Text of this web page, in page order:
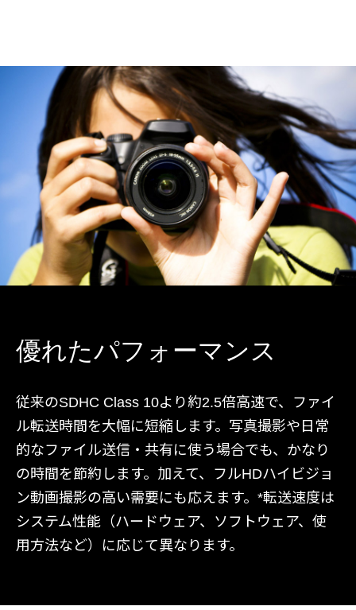
優れたパフォーマンス
従来のSDHC Class 10より約2.5倍高速で、ファイ
ル転送時間を大幅に短縮します。写真撮影や日常
的なファイル送信・共有に使う場合でも、かなり
の時間を節約します。加えて、フルHDハイビジョ
ン動画撮影の高い需要にも応えます。*転送速度は
システム性能（ハードウェア、ソフトウェア、使
用方法など）に応じて異なります。